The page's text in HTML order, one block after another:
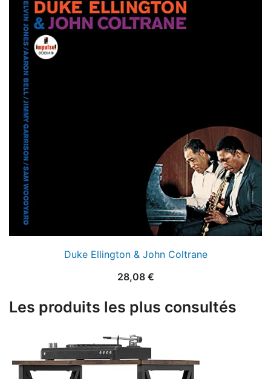
Duke Ellington & John Coltrane
28,08 €
Les produits les plus consultés